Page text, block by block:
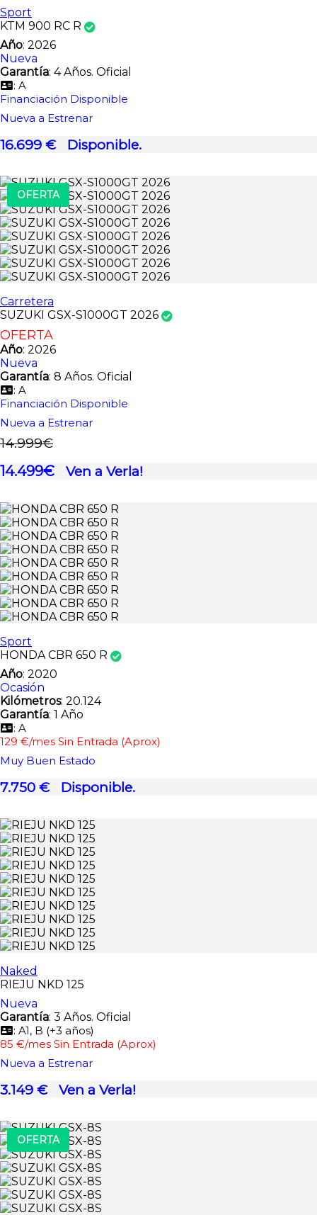
Sport
KTM 900 RC R
Año: 2026
Nueva
Garantía: 4 Años. Oficial
: A
Financiación Disponible
Nueva a Estrenar
16.699 € Disponible.
OFERTA
Carretera
SUZUKI GSX-S1000GT 2026
OFERTA
Año: 2026
Nueva
Garantía: 8 Años. Oficial
: A
Financiación Disponible
Nueva a Estrenar
14.999€
14.499€ Ven a Verla!
Sport
HONDA CBR 650 R
Año: 2020
Ocasión
Kilómetros: 20.124
Garantía: 1 Año
: A
129 €/mes Sin Entrada (Aprox)
Muy Buen Estado
7.750 € Disponible.
Naked
RIEJU NKD 125
Nueva
Garantía: 3 Años. Oficial
: A1, B (+3 años)
85 €/mes Sin Entrada (Aprox)
Nueva a Estrenar
3.149 € Ven a Verla!
OFERTA